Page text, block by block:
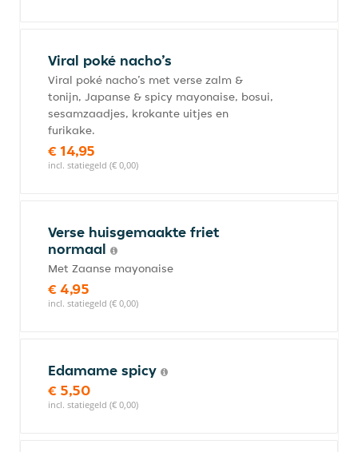
Viral poké nacho’s
Viral poké nacho’s met verse zalm &
tonijn, Japanse & spicy mayonaise, bosui,
sesamzaadjes, krokante uitjes en
furikake.
€ 14,95
incl. statiegeld (€ 0,00)
Verse huisgemaakte friet
normaal
Met Zaanse mayonaise
€ 4,95
incl. statiegeld (€ 0,00)
Edamame spicy
€ 5,50
incl. statiegeld (€ 0,00)